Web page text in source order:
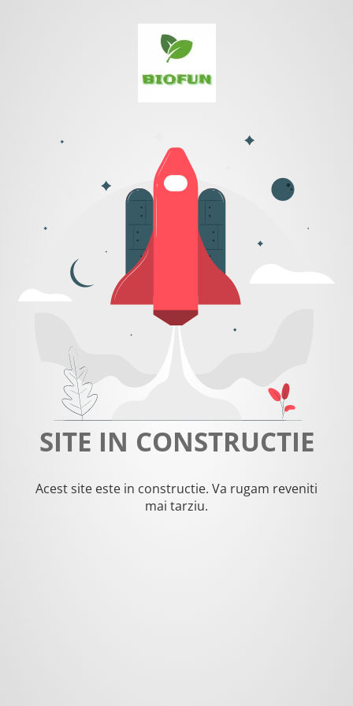
SITE IN CONSTRUCTIE
Acest site este in constructie. Va rugam reveniti
mai tarziu.